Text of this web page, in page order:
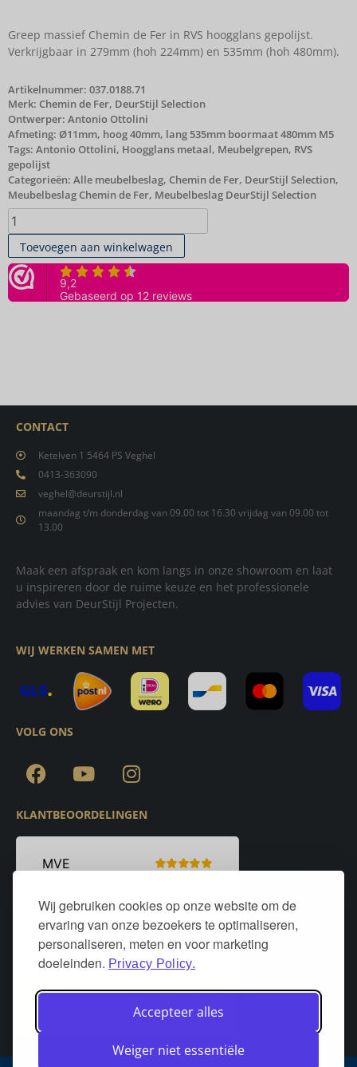
Wij gebruiken cookies op onze website om de
ervaring van onze bezoekers te optimaliseren,
personaliseren, meten en voor marketing
doeleinden. Privacy Policy.
Accepteer alles
Weiger niet essentiële
Greep massief Chemin de Fer in RVS hoogglans gepolijst.
Verkrijgbaar in 279mm (hoh 224mm) en 535mm (hoh 480mm).
Artikelnummer: 037.0188.71
Merk: Chemin de Fer, DeurStijl Selection
Ontwerper: Antonio Ottolini
Afmeting: Ø11mm, hoog 40mm, lang 535mm boormaat 480mm M5
Tags: Antonio Ottolini, Hoogglans metaal, Meubelgrepen, RVS
gepolijst
Categorieën: Alle meubelbeslag, Chemin de Fer, DeurStijl Selection,
Meubelbeslag Chemin de Fer, Meubelbeslag DeurStijl Selection
Toevoegen aan winkelwagen
CONTACT
Ketelven 1 5464 PS Veghel
0413-363090
veghel@deurstijl.nl
maandag t/m donderdag van 09.00 tot 16.30 vrijdag van 09.00 tot
13.00
Maak een afspraak en kom langs in onze showroom en laat
u inspireren door de ruime keuze en het professionele
advies van DeurStijl Projecten.
WIJ WERKEN SAMEN MET
VOLG ONS
KLANTBEOORDELINGEN